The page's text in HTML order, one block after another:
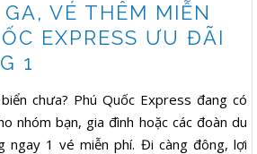
VÉ THÊM MIỄN
EXPRESS ƯU ĐÃI
1
chưa? Phú Quốc Express đang có
nhóm bạn, gia đình hoặc các đoàn du
ngay 1 vé miễn phí. Đi càng đông, lợi